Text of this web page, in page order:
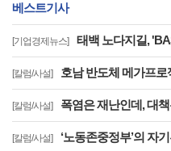
베스트기사
[기업경제뉴스] 태백 노다지길,
[칼럼/사설] 호남 반도체 메가프로젝
[칼럼/사설] 폭염은 재난인데, 대
[칼럼/사설] ‘노동존중정부’의 자